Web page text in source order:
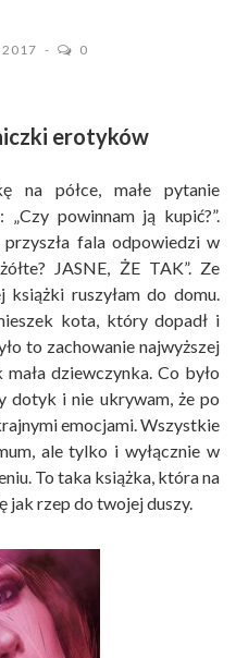
2017 0
erotyków
na półce, małe pytanie
„Czy powinnam ją kupić?”.
fala odpowiedzi w
JASNE, ŻE TAK”. Ze
ruszyłam do domu.
kota, który dopadł i
to zachowanie najwyższej
dziewczynka. Co było
dotyk i nie ukrywam, że po
emocjami. Wszystkie
ale tylko i wyłącznie w
To taka książka, która na
jak rzep do twojej duszy.